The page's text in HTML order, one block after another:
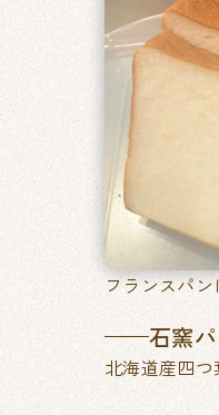
石窯パン
特製
フランスパン
石窯
北海道産四